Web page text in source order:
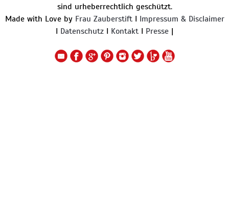
sind urheberrechtlich geschützt.
Made with Love by Frau ZauberstiftI Impressum & Disclaimer
I Datenschutz I KontaktI Presse |